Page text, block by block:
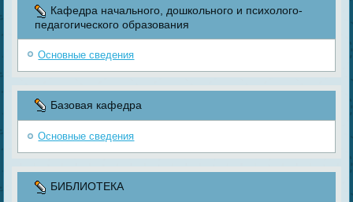
Кафедра начального, дошкольного и психолого-
педагогического образования
Основные сведения
Базовая кафедра
Основные сведения
БИБЛИОТЕКА